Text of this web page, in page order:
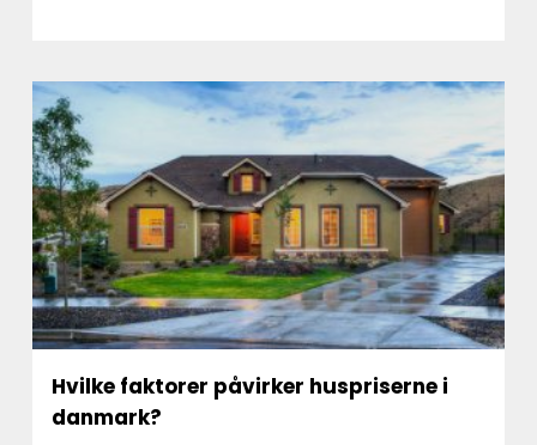
Hvilke faktorer påvirker huspriserne i
danmark?